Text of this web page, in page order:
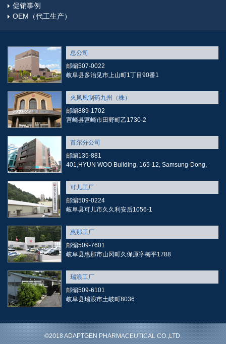
促销事例
OEM（代工生产）
总公司
邮编507-0022
岐阜县多治见市上山町1丁目90番1
火凤凰制药九州（株）
邮编889-1702
宫崎县宫崎市田野町乙1730-2
首尔分公司
邮编135-881
401,HYUN WOO Building, 165-12, Samsung-Dong,
可儿工厂
邮编509-0224
岐阜县可儿市久久利安后1056-1
惠那工厂
邮编509-7601
岐阜县惠那市山冈町久保原字梅平1788
瑞浪工厂
邮编509-6101
岐阜县瑞浪市土岐町8036
©2018 ADAPTGEN PHARMACEUTICAL CO.,LTD.